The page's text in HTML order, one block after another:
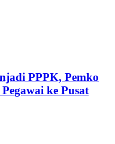
PPPK, Pemko
ke Pusat